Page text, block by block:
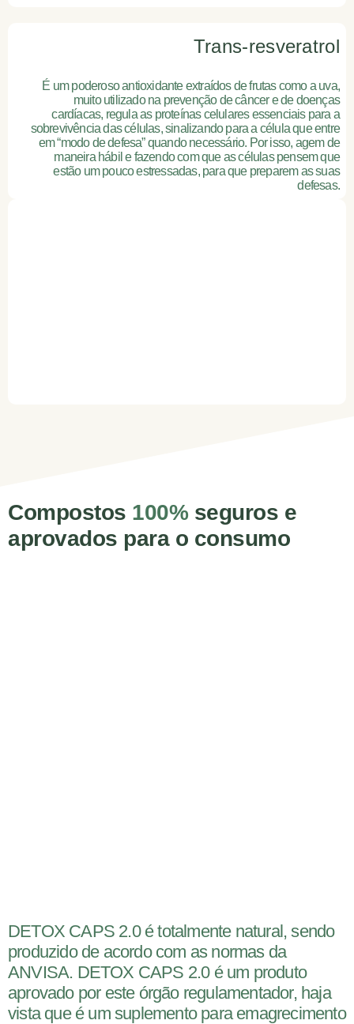
Trans-resveratrol
É um poderoso antioxidante extraídos de frutas como a uva,
muito utilizado na prevenção de câncer e de doenças
cardíacas, regula as proteínas celulares essenciais para a
sobrevivência das células, sinalizando para a célula que entre
em “modo de defesa” quando necessário. Por isso, agem de
maneira hábil e fazendo com que as células pensem que
estão um pouco estressadas, para que preparem as suas
defesas.
Compostos 100% seguros e
aprovados para o consumo
DETOX CAPS 2.0 é totalmente natural, sendo
produzido de acordo com as normas da
ANVISA. DETOX CAPS 2.0 é um produto
aprovado por este órgão regulamentador, haja
vista que é um suplemento para emagrecimento